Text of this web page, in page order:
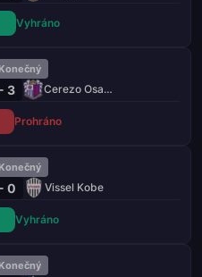
Vyhráno
3 Cerezo Osaka
Prohráno
0 Vissel Kobe
Vyhráno